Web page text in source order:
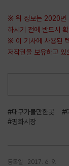
※ 위 정보는 2020년
하시기 전에 반드시
※ 이 기사에 사용된
저작권을 보유하고
#대구가볼만한곳 #
#평화시장
등록일 : 2017. 6. 9.